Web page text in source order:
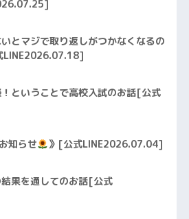
とマジで取り返しがつかなくなるの
LINE2026.07.18]
ということで高校入試のお話[公式
知らせ 》[公式LINE2026.07.04]
果を通してのお話[公式